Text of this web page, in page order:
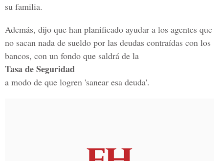
su familia.
Además, dijo que han planificado ayudar a los agentes que
no sacan nada de sueldo por las deudas contraídas con los
bancos, con un fondo que saldrá de la
Tasa de Seguridad
a modo de que logren 'sanear esa deuda'.